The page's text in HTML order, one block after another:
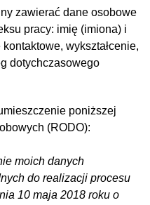
zawierać dane osobowe
pracy: imię (imiona) i
wykształcenie,
dotychczasowego
poniższej
(RODO):
moich danych
do realizacji procesu
10 maja 2018 roku o